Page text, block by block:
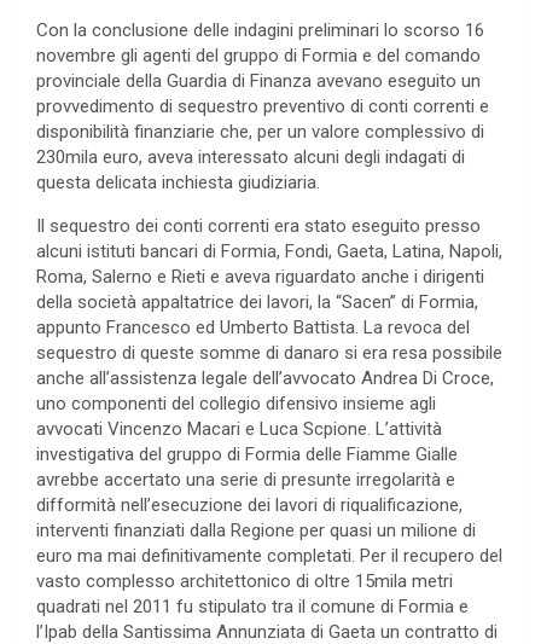
Con la conclusione delle indagini preliminari lo scorso 16
novembre gli agenti del gruppo di Formia e del comando
provinciale della Guardia di Finanza avevano eseguito un
provvedimento di sequestro preventivo di conti correnti e
disponibilità finanziarie che, per un valore complessivo di
230mila euro, aveva interessato alcuni degli indagati di
questa delicata inchiesta giudiziaria.
Il sequestro dei conti correnti era stato eseguito presso
alcuni istituti bancari di Formia, Fondi, Gaeta, Latina, Napoli,
Roma, Salerno e Rieti e aveva riguardato anche i dirigenti
della società appaltatrice dei lavori, la “Sacen” di Formia,
appunto Francesco ed Umberto Battista. La revoca del
sequestro di queste somme di danaro si era resa possibile
anche all’assistenza legale dell’avvocato Andrea Di Croce,
uno componenti del collegio difensivo insieme agli
avvocati Vincenzo Macari e Luca Scpione. L’attività
investigativa del gruppo di Formia delle Fiamme Gialle
avrebbe accertato una serie di presunte irregolarità e
difformità nell’esecuzione dei lavori di riqualificazione,
interventi finanziati dalla Regione per quasi un milione di
euro ma mai definitivamente completati. Per il recupero del
vasto complesso architettonico di oltre 15mila metri
quadrati nel 2011 fu stipulato tra il comune di Formia e
l’Ipab della Santissima Annunziata di Gaeta un contratto di